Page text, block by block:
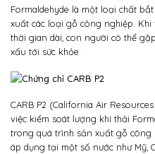
Formaldehyde là một loại chất
xuất các loại gỗ công nghiệp.
thời gian dài, con người có thể
xấu tới sức khỏe.
CARB P2 (California Air
việc kiểm soát lượng khí thải
trong quá trình sản xuất gỗ công
áp dụng tại một số nước như Mỹ,